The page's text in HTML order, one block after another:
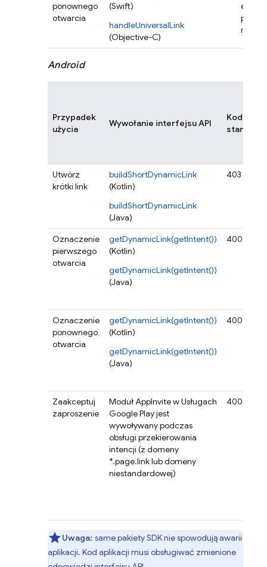
ponownego
otwarcia
(Swift)
handleUniversalLink
(Objective-C)
Android
Przypadek
użycia
Wywołanie interfejsu API
Kod
stanu
Utwórz
krótki link
buildShortDynamicLink
(Kotlin)
buildShortDynamicLink
(Java)
403
Oznaczenie
pierwszego
otwarcia
getDynamicLink(getIntent())
(Kotlin)
getDynamicLink(getIntent())
(Java)
400
Oznaczenie
ponownego
otwarcia
getDynamicLink(getIntent())
(Kotlin)
getDynamicLink(getIntent())
(Java)
400
Zaakceptuj
zaproszenie
Moduł AppInvite w Usługach
Google Play jest
wywoływany podczas
obsługi przekierowania
intencji (z domeny
*.page.link lub domeny
niestandardowej)
400
Uwaga: same pakiety SDK nie spowodują awarii
aplikacji. Kod aplikacji musi obsługiwać zmienione